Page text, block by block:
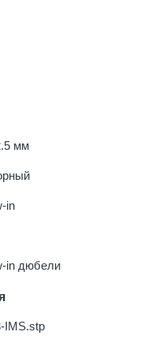
мм
in
in дюбели
IMS.stp